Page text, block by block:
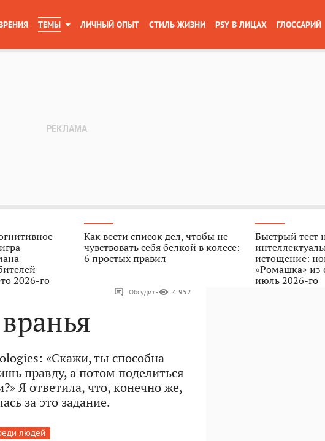
ТЕМЫ ЛИЧНЫЙ ОПЫТ СТИЛЬ ЖИЗНИ PSY В ЛИЦАХ ГЛОССАРИЙ
2026-го
Как вести список дел, чтобы не
чувствовать себя белкой в колесе:
6 простых правил
Быстрый тест
истощение:
«Ромашка» из
июль 2026-го
Обсудить 4 952
«Скажи, ты способна
правду, а потом поделиться
Я ответила, что, конечно же,
за это задание.
людей